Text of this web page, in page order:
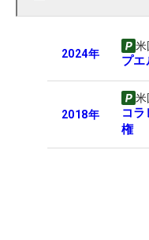
2024年
米
プエ
2018年
米
コ
権